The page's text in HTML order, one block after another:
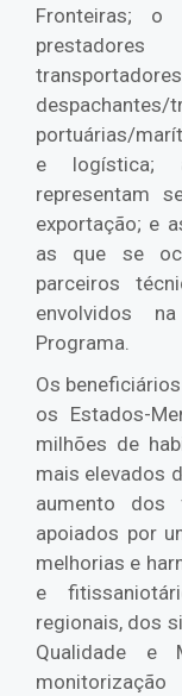
Fronteiras; o
portuárias/
e logística;
representam
exportação; e
as que se
parceiros
envolvidos
Programa.
Os
os Estados-
milhões de
mais elevados
aumento dos
apoiados por
melhorias e
e
regionais, dos
Qualidade e